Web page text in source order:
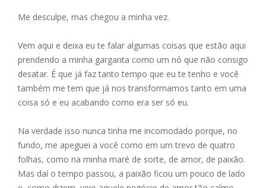
ac
e
b
o
o
k
ss
e
n
g
er
m
ai
l
at
s
A
p
p
h
ar
e
Me desculpe, mas chegou a minha vez.
Vem aqui e deixa eu te falar algumas coisas que estão aqui
prendendo a minha garganta como um nó que não consigo
desatar. É que já faz tanto tempo que eu te tenho e você
também me tem que já nos transformamos tanto em uma
coisa só e eu acabando como era ser só eu.
Na verdade isso nunca tinha me incomodado porque, no
fundo, me apeguei a você como em um trevo de quatro
folhas, como na minha maré de sorte, de amor, de paixão.
Mas daí o tempo passou, a paixão ficou um pouco de lado